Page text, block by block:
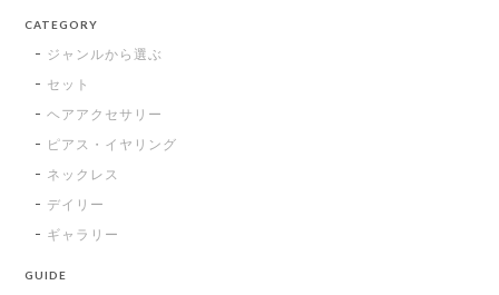
CATEGORY
ジャンルから選ぶ
セット
ヘアアクセサリー
ピアス・イヤリング
ネックレス
デイリー
ギャラリー
GUIDE